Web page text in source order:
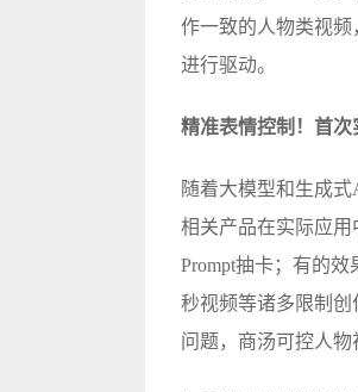
作一致的人物类视
进行驱动。
精准表情控制！首
随着大模型和生成
相关产品在实际应
Prompt抽卡；有的
秒视频等诸多限制
问题，商汤可控人物